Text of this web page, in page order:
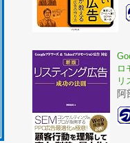
ロ
リ
阿